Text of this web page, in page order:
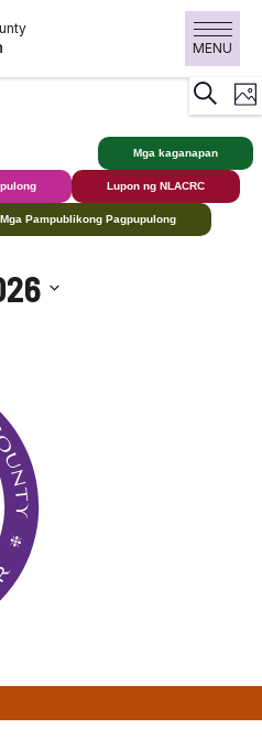
MENU
Mga kaganapan
Lupon ng NLACRC
Mga Pampublikong Pagpupulong